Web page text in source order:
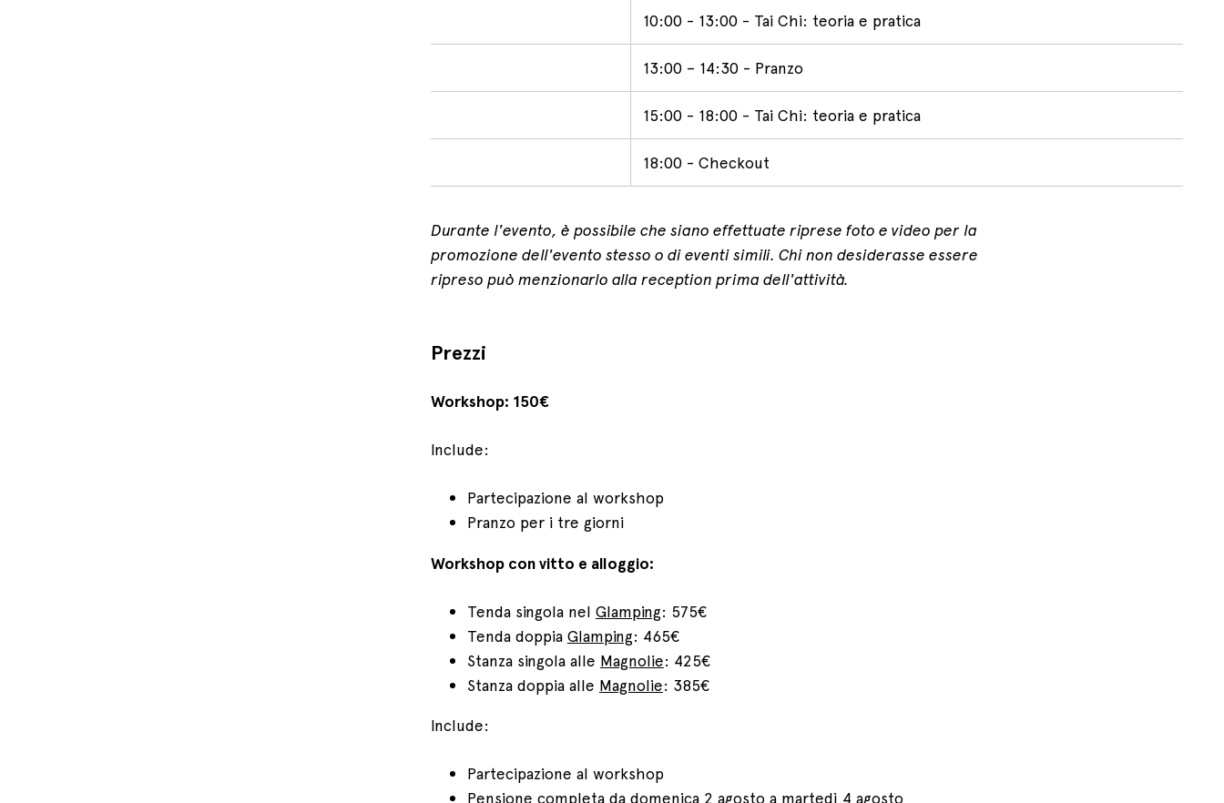
10:00 - 13:00 - Tai Chi: teoria e pratica
13:00 – 14:30 - Pranzo
15:00 - 18:00 - Tai Chi: teoria e pratica
18:00 - Checkout
Durante l'evento, è possibile che siano effettuate riprese foto e video per la
promozione dell'evento stesso o di eventi simili. Chi non desiderasse essere
ripreso può menzionarlo alla reception prima dell'attività.
Prezzi
Workshop: 150€
Include:
Partecipazione al workshop
Pranzo per i tre giorni
Workshop con vitto e alloggio:
Tenda singola nel Glamping: 575€
Tenda doppia Glamping: 465€
Stanza singola alle Magnolie: 425€
Stanza doppia alle Magnolie: 385€
Include:
Partecipazione al workshop
Pensione completa da domenica 2 agosto a martedì 4 agosto